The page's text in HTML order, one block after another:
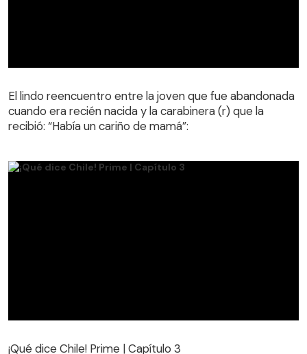
cuando era recién nacida y la carabinera (r) que la
recibió: “Había un cariño de mamá”:
El lindo reencuentro entre la joven que fue abandonada
cuando era recién nacida y la carabinera (r) que la
recibió: “Había un cariño de mamá”:
¡Qué dice Chile! Prime | Capítulo 3